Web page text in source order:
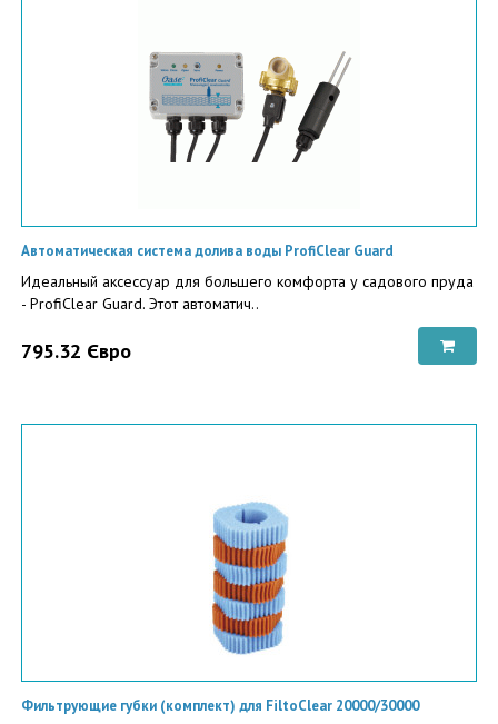
Автоматическая система долива воды ProfiClear Guard
Идеальный аксессуар для большего комфорта у садового пруда
- ProfiClear Guard. Этот автоматич..
795.32 Євро
Фильтрующие губки (комплект) для FiltoClear 20000/30000